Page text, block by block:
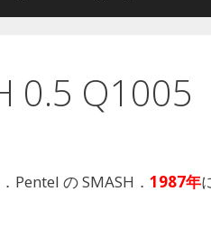
0.5 Q1005
Pentel の SMASH． 1987年